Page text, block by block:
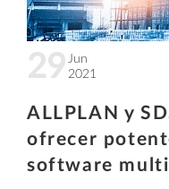
29 Jun
2021
ALLPLAN y
ofrecer
software